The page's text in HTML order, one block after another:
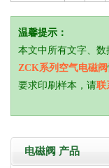
温馨提示：
本文中所有文字、
ZCK系列空气电磁阀
要求印刷样本，请联
电磁阀 产品